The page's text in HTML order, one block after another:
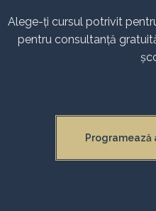
Alege-ți cursul potrivit
pentru consultanță
Programează